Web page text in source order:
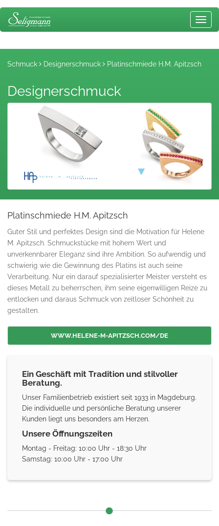
Schmuck Designerschmuck Platinschmiede H.M. Apitzsch
Designerschmuck
Platinschmiede H.M. Apitzsch
Guter Stil und perfektes Design sind die Motivation für Helene
M. Apitzsch. Schmuckstücke mit hohem Wert und
unverkennbarer Eleganz sind ihre Ambition. So aufwendig und
schwierig wie die Gewinnung des Platins ist auch seine
Verarbeitung. Nur ein darauf spezialisierter Meister versteht es
dieses Metall zu beherrschen, ihm seine eigenwilligen Reize zu
entlocken und daraus Schmuck von zeitloser Schönheit zu
gestalten.
WWW.HELENE-M-APITZSCH.COM/DE
Ein Geschäft mit Tradition und stilvoller
Beratung.
Unser Familienbetrieb existiert seit 1933 in Magdeburg.
Die individuelle und persönliche Beratung unserer
Kunden liegt uns besonders am Herzen.
Unsere Öffnungszeiten
Montag - Freitag: 10:00 Uhr - 18:30 Uhr
Samstag: 10:00 Uhr - 17:00 Uhr